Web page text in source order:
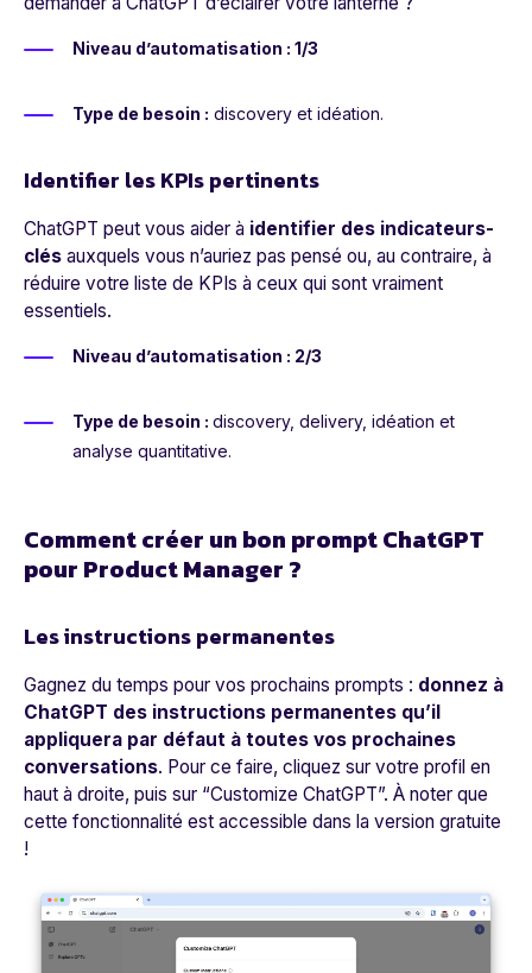
Niveau d’automatisation : 1/3
Type de besoin : discovery et idéation.
Identifier les KPIs pertinents
ChatGPT peut vous aider à identifier des indicateurs-
clés auxquels vous n’auriez pas pensé ou, au contraire, à
réduire votre liste de KPIs à ceux qui sont vraiment
essentiels.
Niveau d’automatisation : 2/3
Type de besoin : discovery, delivery, idéation et
analyse quantitative.
Comment créer un bon prompt ChatGPT
pour Product Manager ?
Les instructions permanentes
Gagnez du temps pour vos prochains prompts : donnez à
ChatGPT des instructions permanentes qu’il
appliquera par défaut à toutes vos prochaines
conversations. Pour ce faire, cliquez sur votre profil en
haut à droite, puis sur “Customize ChatGPT”. À noter que
cette fonctionnalité est accessible dans la version gratuite
!